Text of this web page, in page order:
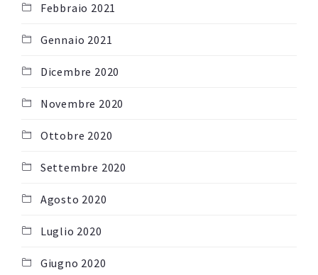
Febbraio 2021
Gennaio 2021
Dicembre 2020
Novembre 2020
Ottobre 2020
Settembre 2020
Agosto 2020
Luglio 2020
Giugno 2020